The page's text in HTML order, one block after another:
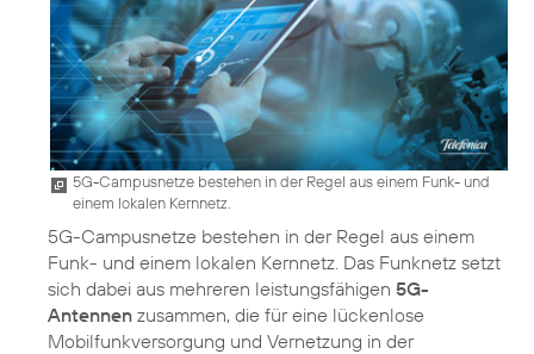
5G-Campusnetze bestehen in der Regel aus einem Funk- und
einem lokalen Kernnetz.
5G-Campusnetze bestehen in der Regel aus einem
Funk- und einem lokalen Kernnetz. Das Funknetz setzt
sich dabei aus mehreren leistungsfähigen 5G-
Antennen zusammen, die für eine lückenlose
Mobilfunkversorgung und Vernetzung in der